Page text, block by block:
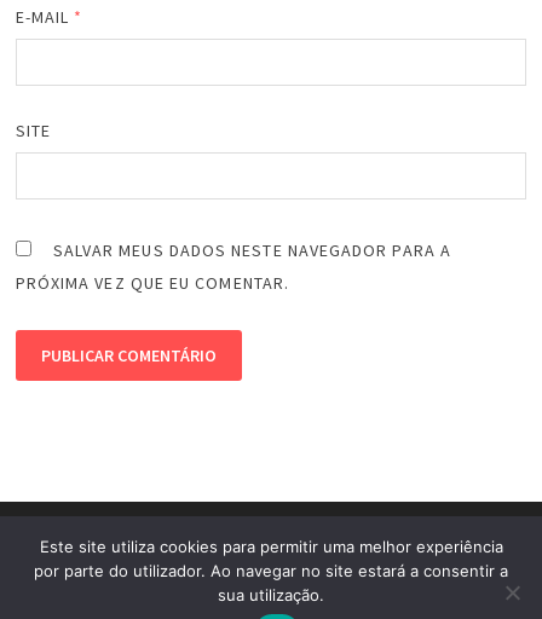
E-MAIL *
SITE
SALVAR MEUS DADOS NESTE NAVEGADOR PARA A
PRÓXIMA VEZ QUE EU COMENTAR.
Mizael TuToDroid. Powered by
Este site utiliza cookies para permitir uma melhor experiência
por parte do utilizador. Ao navegar no site estará a consentir a
sua utilização.